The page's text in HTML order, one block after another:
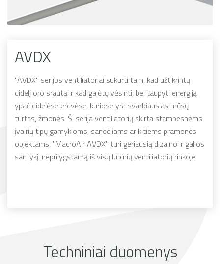
AVDX
"AVDX" serijos ventiliatoriai sukurti tam, kad užtikrintų
didelį oro srautą ir kad galėtų vėsinti, bei taupyti energiją
ypač didelėse erdvėse, kuriose yra svarbiausias mūsų
turtas, žmonės. Ši serija ventiliatorių skirta stambesnėms
įvairių tipų gamykloms, sandėliams ar kitiems pramonės
objektams. "MacroAir AVDX" turi geriausią dizaino ir galios
santykį, neprilygstamą iš visų lubinių ventiliatorių rinkoje.
Techniniai duomenys